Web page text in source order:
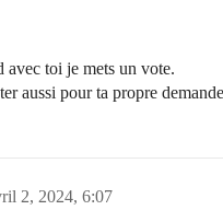
avec toi je mets un vote.
aussi pour ta propre
2, 2024, 6:07